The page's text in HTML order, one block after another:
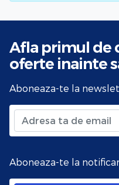
Afla primul de
oferte inainte
Aboneaza-te la
Aboneaza-te la